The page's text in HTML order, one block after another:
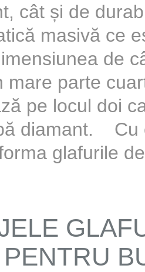
cât și de
masivă ce
de
mare parte
pe locul doi
diamant. Cu
glafurile